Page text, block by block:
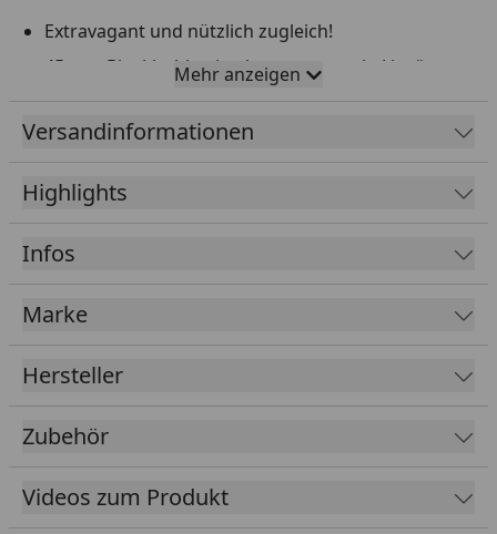
Extravagant und nützlich zugleich!
45 mm Blockbohlen in elegantem „wekaLine“-
Profil; modernes Schraubsystem
Größe 1: 400 cm x 250 cm, Größe 2: 450 cm x 300
Anbau (inkl. Rückwand, ohne Boden, rechts oder
links
anbaubar)
Edelstahlfarbene Aluminiumdachabschlussprofile
Inklusive hochwertiger, selbstklebender Dachbahn
vor UV-Strahlung und Witterungseinflüssen
Mehr anzeigen
Versandinformationen
Highlights
Infos
Marke
Hersteller
Zubehör
Videos zum Produkt